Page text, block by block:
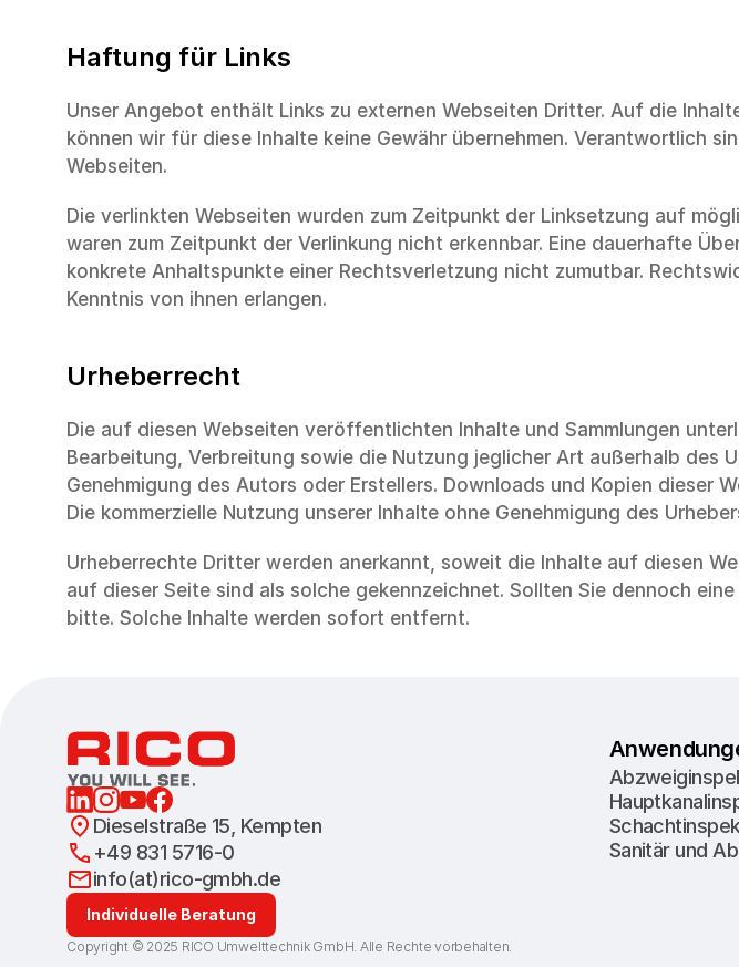
Haftung für Links
Unser Angebot enthält Links zu externen Webseiten Dritter. Auf die
können wir für diese Inhalte keine Gewähr übernehmen. Verantwortlich
Webseiten.
Die verlinkten Webseiten wurden zum Zeitpunkt der Linksetzung auf
waren zum Zeitpunkt der Verlinkung nicht erkennbar. Eine dauerhafte
konkrete Anhaltspunkte einer Rechtsverletzung nicht zumutbar.
Kenntnis von ihnen erlangen.
Urheberrecht
Die auf diesen Webseiten veröffentlichten Inhalte und Sammlungen
Bearbeitung, Verbreitung sowie die Nutzung jeglicher Art außerhalb des
Genehmigung des Autors oder Erstellers. Downloads und Kopien dieser
Die kommerzielle Nutzung unserer Inhalte ohne Genehmigung des
Urheberrechte Dritter werden anerkannt, soweit die Inhalte auf diesen
auf dieser Seite sind als solche gekennzeichnet. Sollten Sie dennoch
bitte. Solche Inhalte werden sofort entfernt.
Dieselstraße 15, Kempten
+49 831 5716-0
info(at)rico-gmbh.de
Individuelle Beratung
Sanitär und
Copyright © ️2025 RICO Umwelttechnik GmbH. Alle Rechte vorbehalten.